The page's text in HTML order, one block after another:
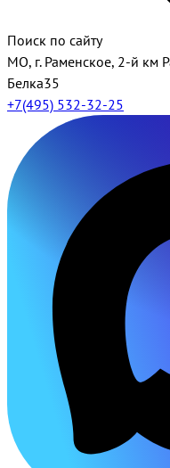
Поиск по сайту
МО, г. Раменское, 2-й км
Белка35
+7(495) 532-32-25